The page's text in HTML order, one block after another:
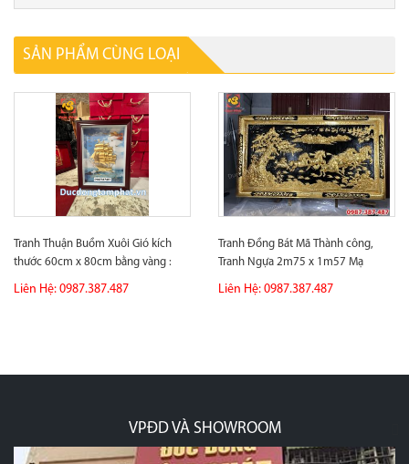
SẢN PHẨM CÙNG LOẠI
Tranh Thuận Buồm Xuôi Gió kích
thước 60cm x 80cm bằng vàng :
Liên Hệ: 0987.387.487
Tranh Đồng Bát Mã Thành công,
Tranh Ngựa 2m75 x 1m57 Mạ
Liên Hệ: 0987.387.487
VPĐD VÀ SHOWROOM